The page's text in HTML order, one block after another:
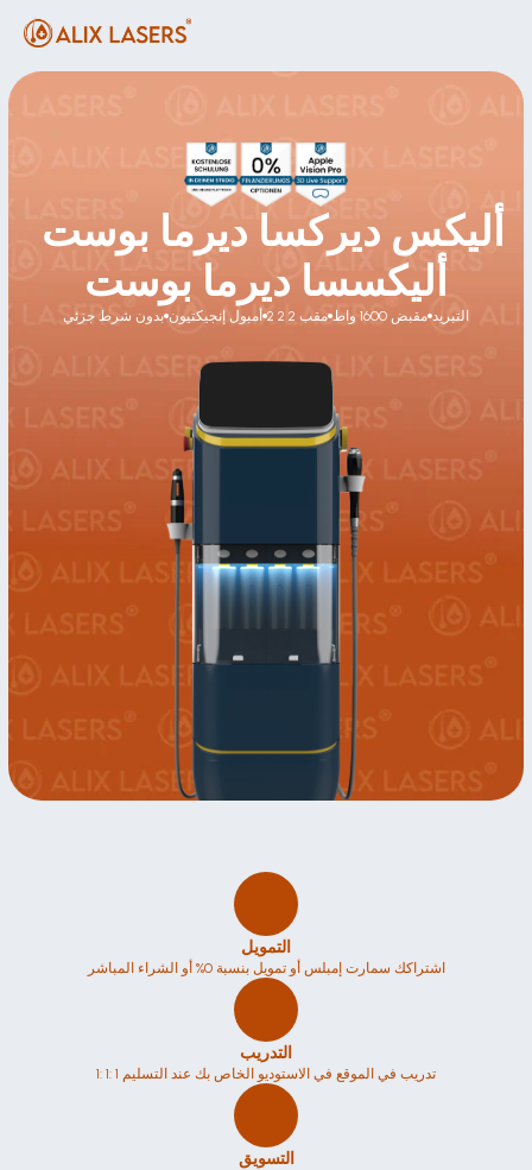
أليكسسا ديرما بوست
بدون شرط جزئي أمبول إنجيكتيون 2 مقب 2 2 مقبض 1600 واط التبريد
التمويل
اشتراكك سمارت إمبلس أو تمويل بنسبة 0% أو الشراء المباشر
التدريب
1: 1: 1 تدريب في الموقع في الاستوديو الخاص بك عند التسليم
التسويق